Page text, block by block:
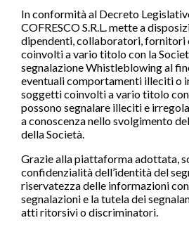
In conformità al Decreto
COFRESCO S.R.L. mette a
dipendenti, collaboratori, fornitori
coinvolti a vario titolo con la
segnalazione Whistleblowing al
eventuali comportamenti illeciti o
soggetti coinvolti a vario titolo
possono segnalare illeciti e
a conoscenza nello svolgimento
della Società.
Grazie alla piattaforma adottata,
confidenzialità dell’identità del
riservatezza delle informazioni
segnalazioni e la tutela dei
atti ritorsivi o discriminatori.